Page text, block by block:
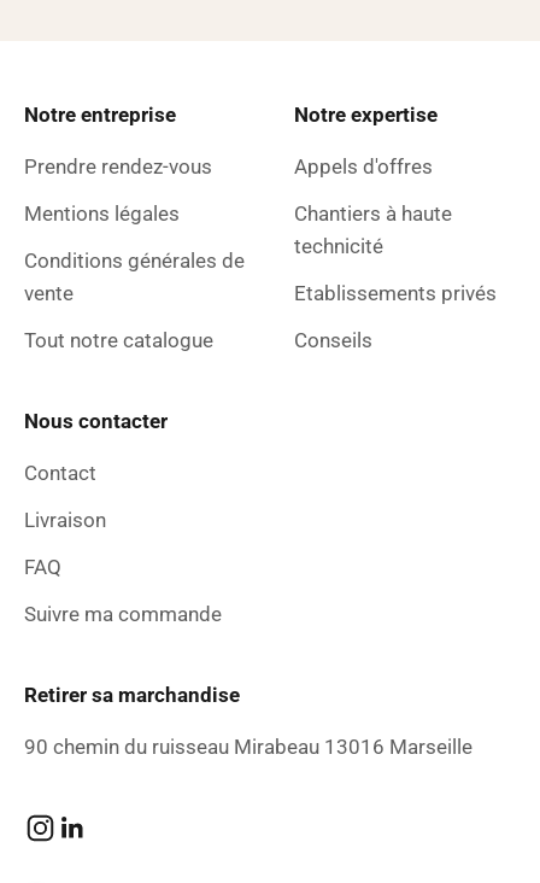
Notre entreprise
Prendre rendez-vous
Mentions légales
Conditions générales de
vente
Tout notre catalogue
Notre expertise
Appels d'offres
Chantiers à haute
technicité
Etablissements privés
Conseils
Nous contacter
Contact
Livraison
FAQ
Suivre ma commande
Retirer sa marchandise
90 chemin du ruisseau Mirabeau 13016 Marseille